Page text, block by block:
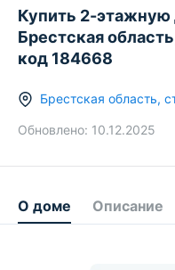
Купить 2-этажную
Брестская
код 184668
Брестская область,
Обновлено: 10.12.2025
О доме Описание